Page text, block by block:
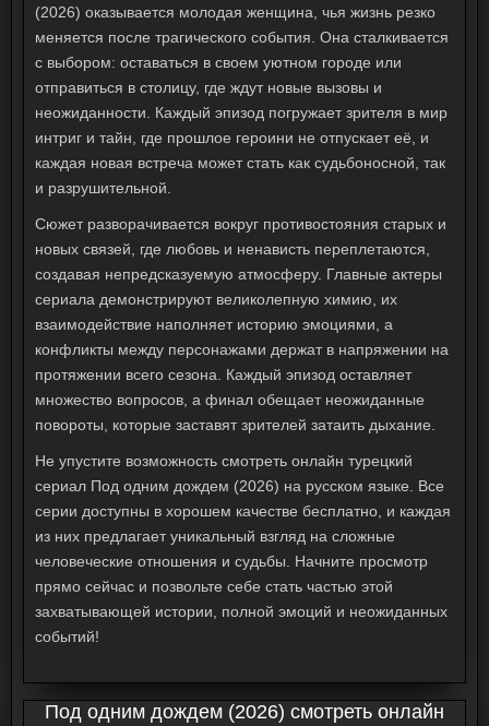
(2026) оказывается молодая женщина, чья жизнь резко
меняется после трагического события. Она сталкивается
с выбором: оставаться в своем уютном городе или
отправиться в столицу, где ждут новые вызовы и
неожиданности. Каждый эпизод погружает зрителя в мир
интриг и тайн, где прошлое героини не отпускает её, и
каждая новая встреча может стать как судьбоносной, так
и разрушительной.
Сюжет разворачивается вокруг противостояния старых и
новых связей, где любовь и ненависть переплетаются,
создавая непредсказуемую атмосферу. Главные актеры
сериала демонстрируют великолепную химию, их
взаимодействие наполняет историю эмоциями, а
конфликты между персонажами держат в напряжении на
протяжении всего сезона. Каждый эпизод оставляет
множество вопросов, а финал обещает неожиданные
повороты, которые заставят зрителей затаить дыхание.
Не упустите возможность смотреть онлайн турецкий
сериал Под одним дождем (2026) на русском языке. Все
серии доступны в хорошем качестве бесплатно, и каждая
из них предлагает уникальный взгляд на сложные
человеческие отношения и судьбы. Начните просмотр
прямо сейчас и позвольте себе стать частью этой
захватывающей истории, полной эмоций и неожиданных
событий!
Под одним дождем (2026) смотреть онлайн